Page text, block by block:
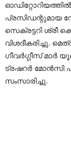
പ്രസിഡന്റുമായ
സെക്രട്ടറി
വിശദീകരിച്ചു.
ഗീവര്‍ഗ്ഗീസ് മാര്‍
ട്രഷറര്‍ മോന്‍സി
സംസാരിച്ചു.